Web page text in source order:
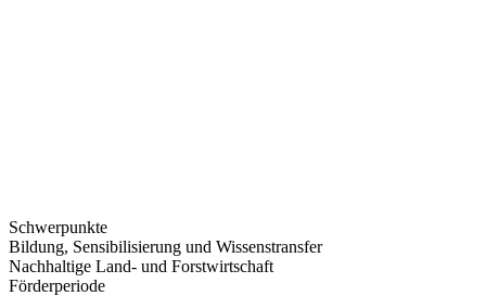
Schwerpunkte
Bildung, Sensibilisierung und Wissenstransfer
Nachhaltige Land- und Forstwirtschaft
Förderperiode